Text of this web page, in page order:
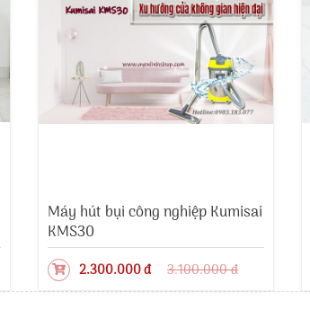
Máy hút bụi công nghiệp Kumisai
KMS30
2.300.000 đ 3.100.000 đ